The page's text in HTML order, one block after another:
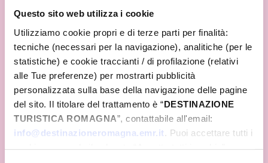
Questo sito web utilizza i cookie
Utilizziamo cookie propri e di terze parti per finalità:
tecniche (necessari per la navigazione), analitiche (per le
statistiche) e cookie traccianti / di profilazione (relativi
alle Tue preferenze) per mostrarti pubblicità
personalizzata sulla base della navigazione delle pagine
del sito. Il titolare del trattamento è “DESTINAZIONE
TURISTICA ROMAGNA”, contattabile all'email:
info@destinazioneromagna.emr.it . Puoi accettare tutti i